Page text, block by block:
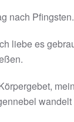
nach
liebe es